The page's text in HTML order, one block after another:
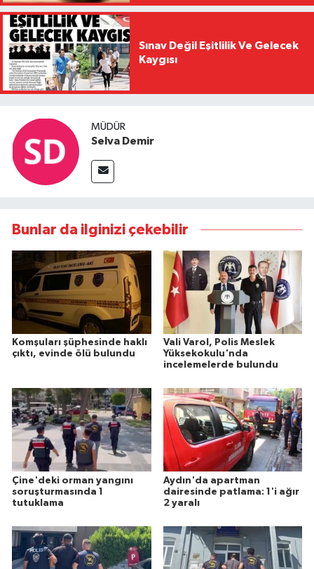
Sınav Değil Eşitlilik Ve Gelecek
Kaygısı
MÜDÜR
Selva Demir
Bunlar da ilginizi çekebilir
Komşuları şüphesinde haklı
çıktı, evinde ölü bulundu
Vali Varol, Polis Meslek
Yüksekokulu'nda
incelemelerde bulundu
Çine'deki orman yangını
soruşturmasında 1
tutuklama
Aydın'da apartman
dairesinde patlama: 1'i ağır
2 yaralı